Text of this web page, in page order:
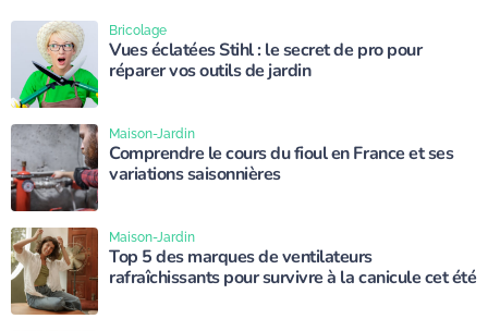
Vues éclatées Stihl : le secret de pro pour
réparer vos outils de jardin
Bricolage
Comprendre le cours du fioul en France et ses
variations saisonnières
Maison-Jardin
Top 5 des marques de ventilateurs
rafraîchissants pour survivre à la canicule cet été
Maison-Jardin